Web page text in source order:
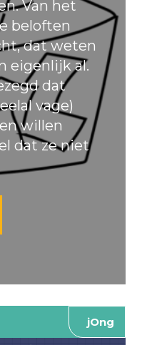
Van het
beloften
dat weten
eigenlijk al.
dat
vage)
willen
dat ze niet
jOng